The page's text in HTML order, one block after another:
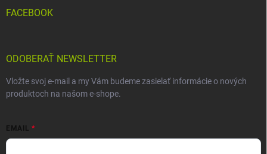
FACEBOOK
ODOBERAŤ NEWSLETTER
Vložte svoj e-mail a my Vám budeme zasielať informácie o nových
produktoch na našom e-shope.
EMAIL